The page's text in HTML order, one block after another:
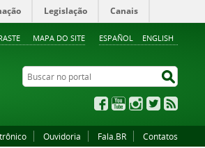
ESPAÑOL ENGLISH
MAPA DO SITE
Legislação Canais
Buscar no portal
FacebookYouTubeInstagram
Twitter
Ouvidoria Fala.BR Contatos